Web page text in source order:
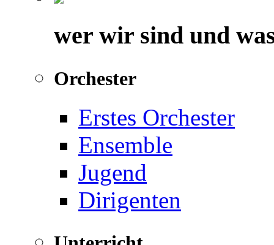
wer wir sind und
Orchester
Erstes Orchester
Ensemble
Jugend
Dirigenten